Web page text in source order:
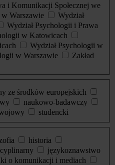
i Komunikacji Społecznej we
w Warszawie
Wydział
Wydział Psychologii i Prawa
w Katowicach
Wydział Psychologii w
w Warszawie
Zakład
ze środków europejskich
naukowo-badawczy
studencki
historia
językoznawstwo
o komunikacji i mediach